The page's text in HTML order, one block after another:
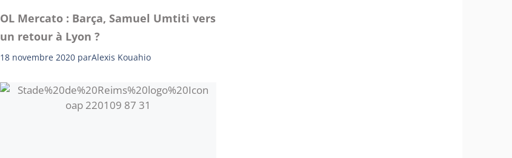
OL Mercato : Barça, Samuel Umtiti vers
un retour à Lyon ?
18 novembre 2020 parAlexis Kouahio